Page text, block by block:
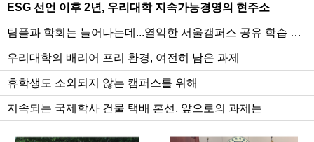
1
ESG 선언 이후 2년, 우리대학 지속가능경영의 현주소
팀플과 학회는 늘어나는데...열악한 서울캠퍼스 공유 학습 공
간
우리대학의 배리어 프리 환경, 여전히 남은 과제
휴학생도 소외되지 않는 캠퍼스를 위해
지속되는 국제학사 건물 택배 혼선, 앞으로의 과제는